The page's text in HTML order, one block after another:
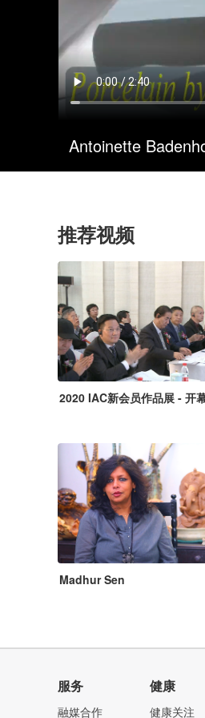
Antoinette
推荐视频
2020 IAC新会员作品展 - 开
Madhur Sen
服务
融媒合作
健康
健康关注